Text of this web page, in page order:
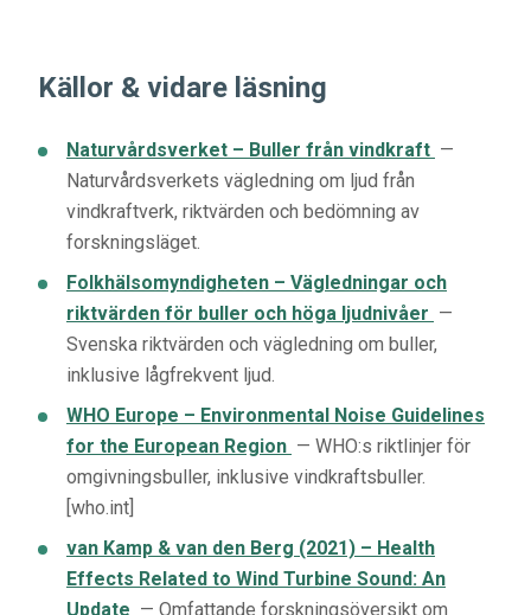
Källor & vidare läsning
Naturvårdsverket – Buller från vindkraft —
Naturvårdsverkets vägledning om ljud från
vindkraftverk, riktvärden och bedömning av
forskningsläget.
Folkhälsomyndigheten – Vägledningar och
riktvärden för buller och höga ljudnivåer —
Svenska riktvärden och vägledning om buller,
inklusive lågfrekvent ljud.
WHO Europe – Environmental Noise Guidelines
for the European Region — WHO:s riktlinjer för
omgivningsbuller, inklusive vindkraftsbuller.
[who.int]
van Kamp & van den Berg (2021) – Health
Effects Related to Wind Turbine Sound: An
Update — Omfattande forskningsöversikt om